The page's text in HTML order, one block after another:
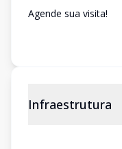
Agende sua visita!
Infraestrutura